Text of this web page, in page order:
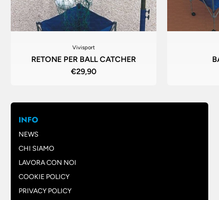
Vivisport
RETONE PER BALL CATCHER
€29,90
INFO
NEWS
CHI SIAMO
LAVORA CON NOI
COOKIE POLICY
PRIVACY POLICY